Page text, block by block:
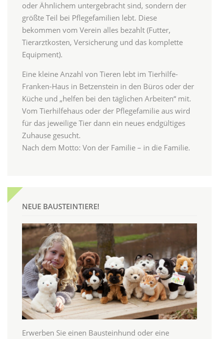
oder Ähnlichem untergebracht sind, sondern der
größte Teil bei Pflegefamilien lebt. Diese
bekommen vom Verein alles bezahlt (Futter,
Tierarztkosten, Versicherung und das komplette
Equipment).
Eine kleine Anzahl von Tieren lebt im Tierhilfe-
Franken-Haus in Betzenstein in den Büros oder der
Küche und „helfen bei den täglichen Arbeiten“ mit.
Vom Tierhilfehaus oder der Pflegefamilie aus wird
für das jeweilige Tier dann ein neues endgültiges
Zuhause gesucht.
Nach dem Motto: Von der Familie – in die Familie.
NEUE BAUSTEINTIERE!
Erwerben Sie einen Bausteinhund oder eine